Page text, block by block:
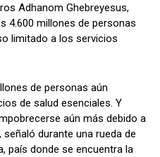
Adhanom Ghebreyesus,
4.600 millones de personas
limitado a los servicios
de personas aún
de salud esenciales. Y
aún más debido a
durante una rueda de
país donde se encuentra la